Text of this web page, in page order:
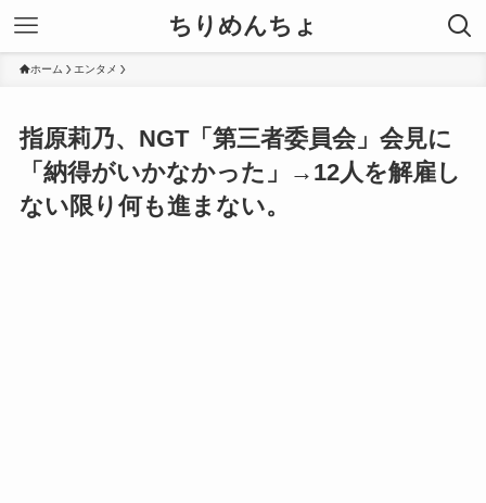
ちりめんちょ
ホーム エンタメ
指原莉乃、NGT「第三者委員会」会見に
「納得がいかなかった」→12人を解雇し
ない限り何も進まない。